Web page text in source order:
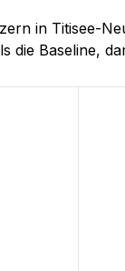
in Titisee-
die Baseline,